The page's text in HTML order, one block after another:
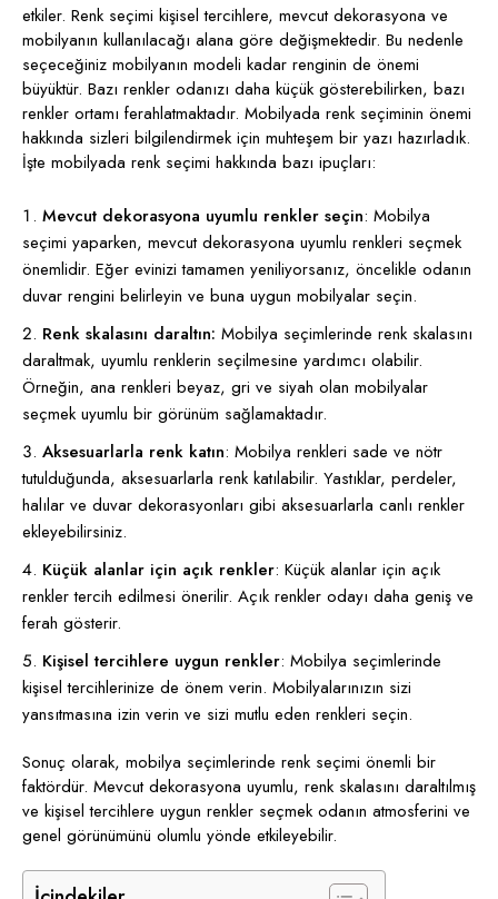
etkiler. Renk seçimi kişisel tercihlere, mevcut dekorasyona ve
mobilyanın kullanılacağı alana göre değişmektedir. Bu nedenle
seçeceğiniz mobilyanın modeli kadar renginin de önemi
büyüktür. Bazı renkler odanızı daha küçük gösterebilirken, bazı
renkler ortamı ferahlatmaktadır. Mobilyada renk seçiminin önemi
hakkında sizleri bilgilendirmek için muhteşem bir yazı hazırladık.
İşte mobilyada renk seçimi hakkında bazı ipuçları:
Mevcut dekorasyona uyumlu renkler seçin: Mobilya
seçimi yaparken, mevcut dekorasyona uyumlu renkleri seçmek
önemlidir. Eğer evinizi tamamen yeniliyorsanız, öncelikle odanın
duvar rengini belirleyin ve buna uygun mobilyalar seçin.
Renk skalasını daraltın: Mobilya seçimlerinde renk skalasını
daraltmak, uyumlu renklerin seçilmesine yardımcı olabilir.
Örneğin, ana renkleri beyaz, gri ve siyah olan mobilyalar
seçmek uyumlu bir görünüm sağlamaktadır.
Aksesuarlarla renk katın: Mobilya renkleri sade ve nötr
tutulduğunda, aksesuarlarla renk katılabilir. Yastıklar, perdeler,
halılar ve duvar dekorasyonları gibi aksesuarlarla canlı renkler
ekleyebilirsiniz.
Küçük alanlar için açık renkler: Küçük alanlar için açık
renkler tercih edilmesi önerilir. Açık renkler odayı daha geniş ve
ferah gösterir.
Kişisel tercihlere uygun renkler: Mobilya seçimlerinde
kişisel tercihlerinize de önem verin. Mobilyalarınızın sizi
yansıtmasına izin verin ve sizi mutlu eden renkleri seçin.
Sonuç olarak, mobilya seçimlerinde renk seçimi önemli bir
faktördür. Mevcut dekorasyona uyumlu, renk skalasını daraltılmış
ve kişisel tercihlere uygun renkler seçmek odanın atmosferini ve
genel görünümünü olumlu yönde etkileyebilir.